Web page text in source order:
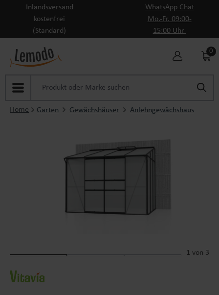
Zum Hauptinhalt springen
Inlandsversand
kostenfrei
(Standard)
WhatsApp Chat
Mo.-Fr. 09:00-
15:00 Uhr
0
Home Garten Gewächshäuser Anlehngewächshaus
1 von 3